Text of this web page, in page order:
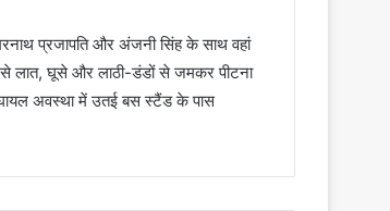
प्रजापति और अंजनी सिंह के साथ वहां
से लात, घूसे और लाठी-डंडों से जमकर पीटना
अवस्था में उतई बस स्टैंड के पास